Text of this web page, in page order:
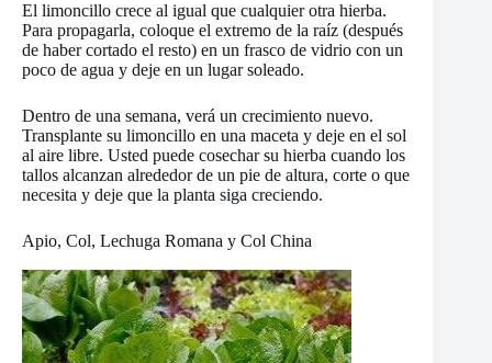
El limoncillo crece al igual que cualquier otra hierba.
Para propagarla, coloque el extremo de la raíz (después
de haber cortado el resto) en un frasco de vidrio con un
poco de agua y deje en un lugar soleado.
Dentro de una semana, verá un crecimiento nuevo.
Transplante su limoncillo en una maceta y deje en el sol
al aire libre. Usted puede cosechar su hierba cuando los
tallos alcanzan alrededor de un pie de altura, corte o que
necesita y deje que la planta siga creciendo.
Apio, Col, Lechuga Romana y Col China